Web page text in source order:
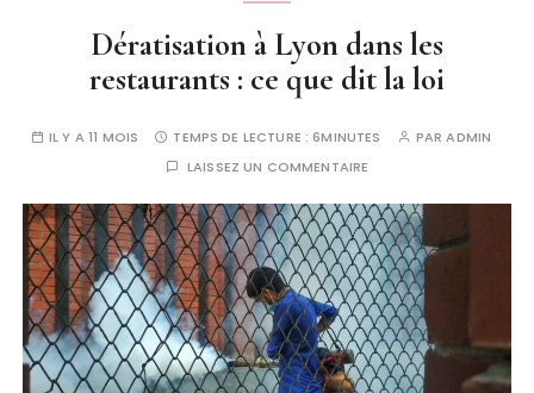
Dératisation à Lyon dans les
restaurants : ce que dit la loi
IL Y A 11 MOIS TEMPS DE LECTURE :6MINUTES PARADMIN
LAISSEZ UN COMMENTAIRE